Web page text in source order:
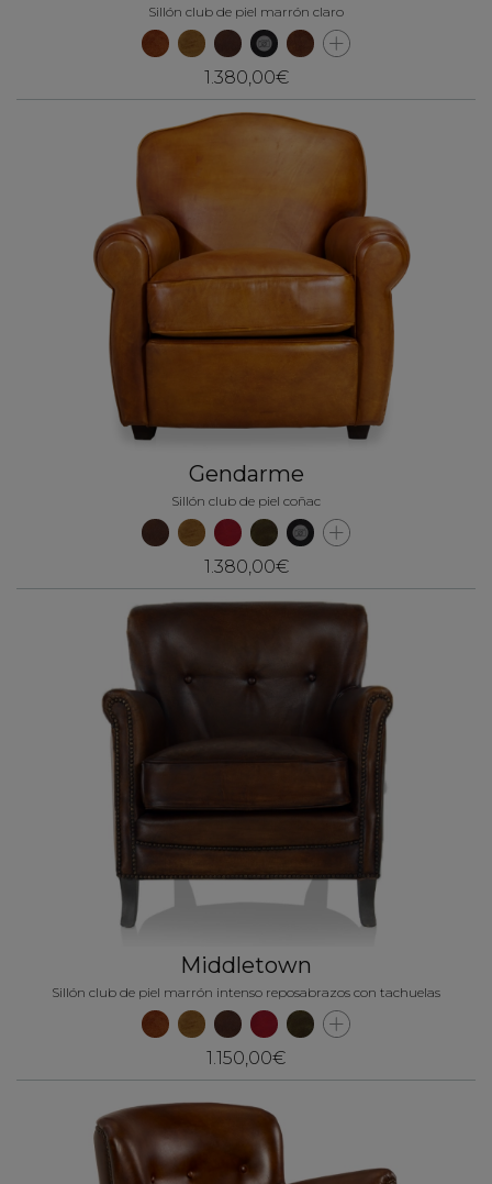
Sillón club de piel marrón claro
1.380,00€
Gendarme
Sillón club de piel coñac
1.380,00€
Middletown
Sillón club de piel marrón intenso reposabrazos con tachuelas
1.150,00€